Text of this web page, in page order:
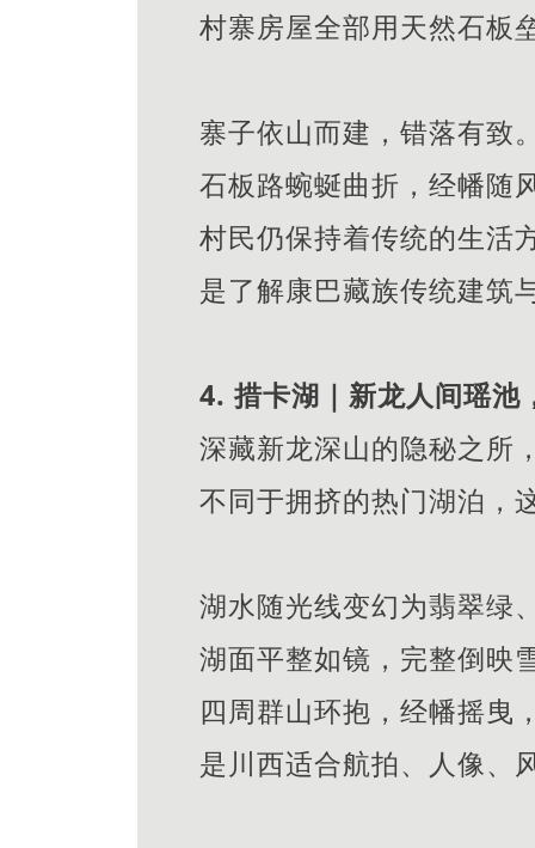
村寨房屋全部用天然石板
寨子依山而建，错落有致
石板路蜿蜒曲折，经幡随
村民仍保持着传统的生活
是了解康巴藏族传统建筑
4. 措卡湖｜新龙人间瑶池
深藏新龙深山的隐秘之所
不同于拥挤的热门湖泊，
湖水随光线变幻为翡翠绿
湖面平整如镜，完整倒映
四周群山环抱，经幡摇曳
是川西适合航拍、人像、